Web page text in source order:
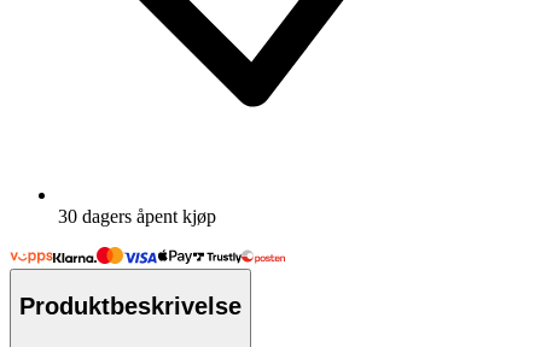
30 dagers åpent kjøp
Produktbeskrivelse